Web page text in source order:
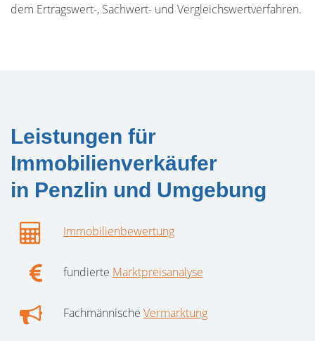
dem Ertragswert-, Sachwert- und Vergleichswertverfahren.
Leistungen für
Immobilienverkäufer
in Penzlin und Umgebung
Immobilienbewertung
fundierte Marktpreisanalyse
Fachmännische Vermarktung